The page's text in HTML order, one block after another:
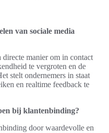
van sociale media
directe manier om in contact
te vergroten en de
stelt ondernemers in staat
en realtime feedback te
bij klantenbinding?
door waardevolle en